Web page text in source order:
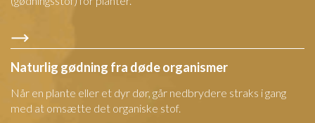
Naturlig gødning fra døde organismer
Når en plante eller et dyr dør, går nedbrydere straks i gang
med at omsætte det organiske stof.